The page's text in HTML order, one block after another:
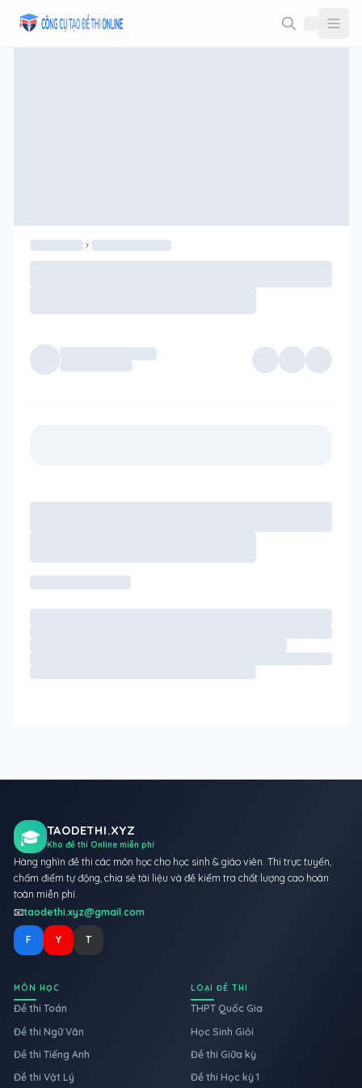
🎓 TAODETHI.XYZ
Kho đề thi Online miễn phí
Hàng nghìn đề thi các môn học cho học sinh & giáo viên. Thi trực tuyến,
chấm điểm tự động, chia sẻ tài liệu và đề kiểm tra chất lượng cao hoàn
toàn miễn phí.
📧taodethi.xyz@gmail.com
F Y T
MÔN HỌC
Đề thi Toán
Đề thi Ngữ Văn
Đề thi Tiếng Anh
Đề thi Vật Lý
LOẠI ĐỀ THI
THPT Quốc Gia
Học Sinh Giỏi
Đề thi Giữa kỳ
Đề thi Học kỳ 1